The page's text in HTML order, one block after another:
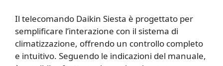
Il telecomando Daikin Siesta è progettato per
semplificare l’interazione con il sistema di
climatizzazione, offrendo un controllo completo
e intuitivo. Seguendo le indicazioni del manuale,